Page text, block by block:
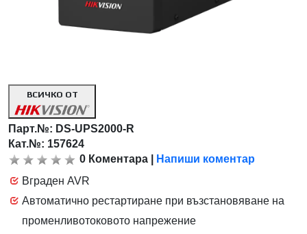
ВСИЧКО ОТ
Парт.№: DS-UPS2000-R
Кат.№: 157624
0 Коментара
Напиши коментар
Вграден AVR
Автоматично рестартиране при възстановяване на
променливотоковото напрежение